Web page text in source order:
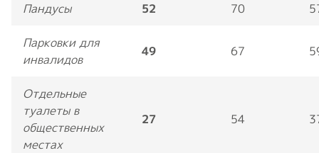
Пандусы 52 70
Парковки для
инвалидов
49 67
Отдельные
туалеты в
общественных
местах
27 54